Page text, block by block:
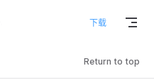
下载
Return to top